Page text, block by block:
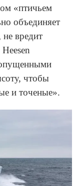
«птичьем
объединяет
вредит
чтобы
и точеные».